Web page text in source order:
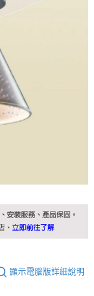
顯示電腦版詳細說明